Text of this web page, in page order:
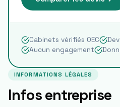
Cabinets vérifiés OEC
Aucun engagement
INFORMATIONS LÉGALES
Infos entreprise